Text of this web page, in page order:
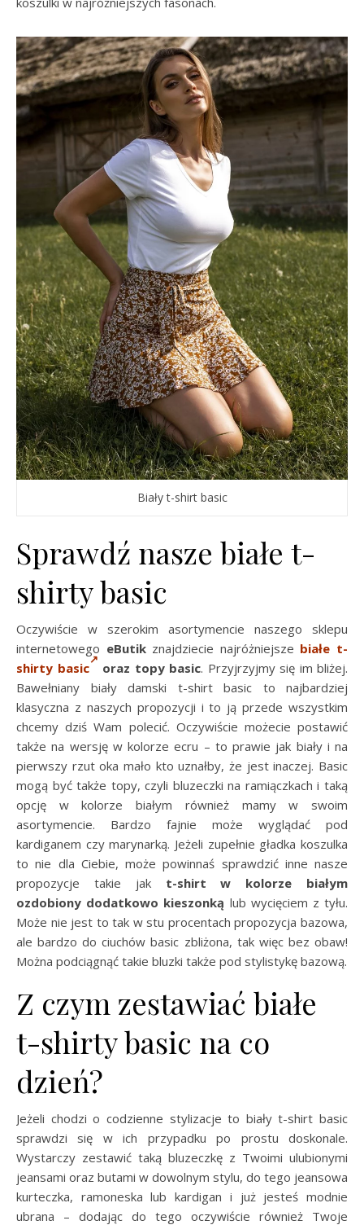
Biały t-shirt basic
Sprawdź nasze białe t-
shirty basic
Oczywiście w szerokim asortymencie naszego sklepu
internetowego eButikznajdziecie najróżniejsze białe t-
shirty basic
oraz topy basic. Przyjrzyjmy się im bliżej.
Bawełniany biały damski t-shirt basic to najbardziej
klasyczna z naszych propozycji i to ją przede wszystkim
chcemy dziś Wam polecić. Oczywiście możecie postawić
także na wersję w kolorze ecru – to prawie jak biały i na
pierwszy rzut oka mało kto uznałby, że jest inaczej. Basic
mogą być także topy, czyli bluzeczki na ramiączkach i taką
opcję w kolorze białym również mamy w swoim
asortymencie. Bardzo fajnie może wyglądać pod
kardiganem czy marynarką. Jeżeli zupełnie gładka koszulka
to nie dla Ciebie, może powinnaś sprawdzić inne nasze
propozycje takie jakt-shirt w kolorze białym
ozdobiony dodatkowo kieszonką lub wycięciem z tyłu.
Może nie jest to tak w stu procentach propozycja bazowa,
ale bardzo do ciuchów basic zbliżona, tak więc bez obaw!
Można podciągnąć takie bluzki także pod stylistykę bazową.
Z czym zestawiać białe
t-shirty basic na co
dzień?
Jeżeli chodzi o codzienne stylizacje to biały t-shirt basic
sprawdzi się w ich przypadku po prostu doskonale.
Wystarczy zestawić taką bluzeczkę z Twoimi ulubionymi
jeansami oraz butami w dowolnym stylu, do tego jeansowa
kurteczka, ramoneska lub kardigan i już jesteś modnie
ubrana – dodając do tego oczywiście również Twoje